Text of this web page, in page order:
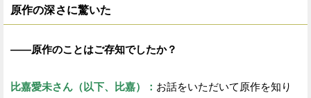
原作の深さに驚いた
——原作のことはご存知でしたか？
比嘉愛未さん（以下、比嘉）： お話をいただいて原作を知り